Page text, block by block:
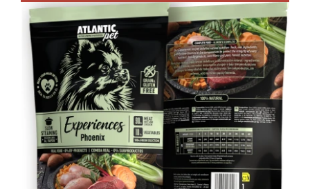
DETAILS